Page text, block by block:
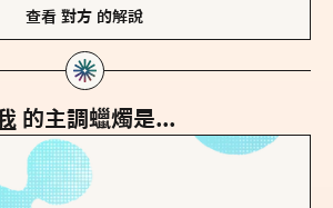
查看 對方 的解說
的主調蠟燭是...